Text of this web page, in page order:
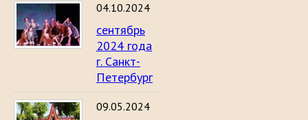
04.10.2024
сентябрь
2024 года
г. Санкт-
Петербург
09.05.2024